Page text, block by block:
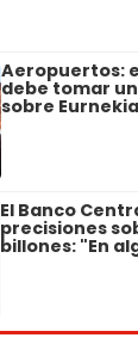
Aeropuertos:
debe tomar
sobre
El Banco
precisiones
billones: "En